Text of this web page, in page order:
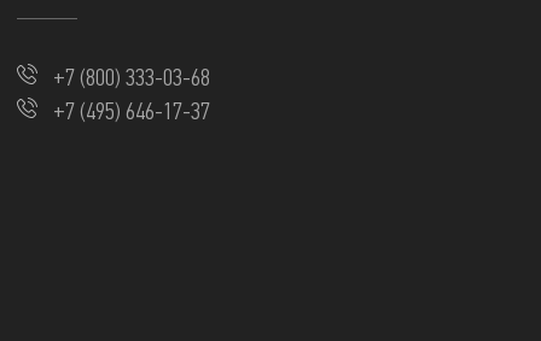
+7 (800) 333-03-68
+7 (495) 646-17-37